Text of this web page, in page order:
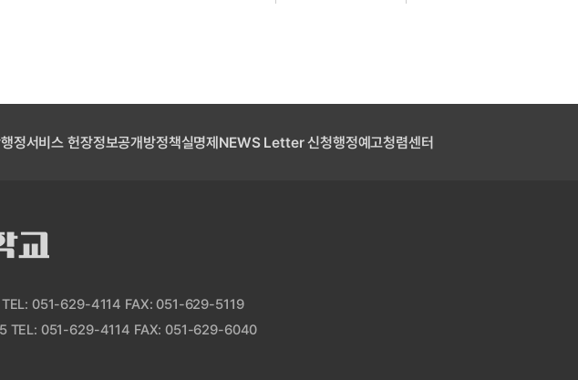
정서비스 헌장정보공개방정책실명제NEWS Letter 신청행정예고청렴센터
TEL: 051-629-4114 FAX: 051-629-5119
TEL: 051-629-4114 FAX: 051-629-6040